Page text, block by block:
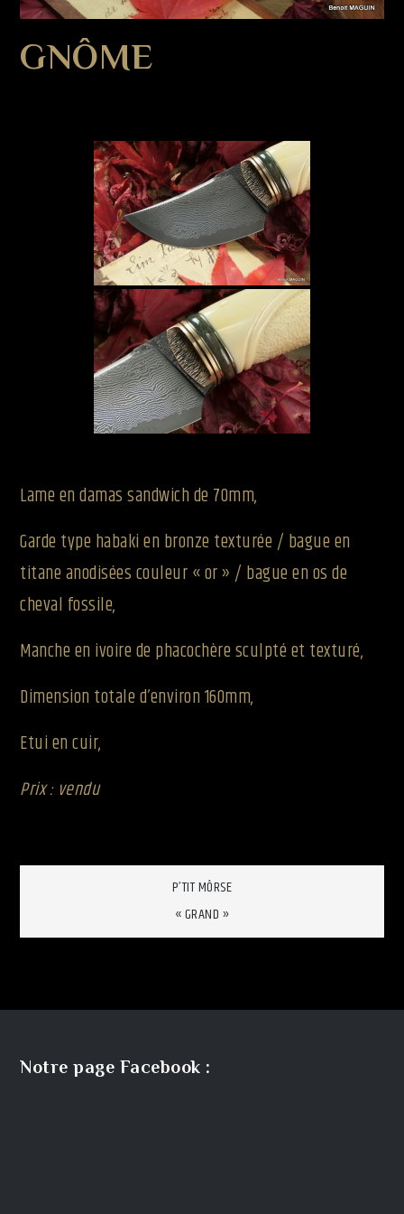
GNÔME
Lame en damas sandwich de 70mm,
Garde type habaki en bronze texturée / bague en
titane anodisées couleur « or » / bague en os de
cheval fossile,
Manche en ivoire de phacochère sculpté et texturé,
Dimension totale d’environ 160mm,
Etui en cuir,
Prix : vendu
Navigation
de
P’TIT MÔRSE
« GRAND »
Notre page Facebook :